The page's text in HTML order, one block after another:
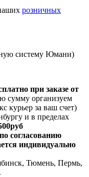
розничных
систему Юмани)
при заказе от
сумму организуем
курьер за ваш счет)
и в пределах
по согласованию
индивидуально
Тюмень, Пермь,